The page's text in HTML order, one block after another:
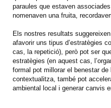
paraules que estaven
nomenaven una fruita,
Els nostres resultats
afavorir uns tipus d’estratègies
cas, la repetició), però pot ser
estratègies (en aquest cas,
formal pot millorar el benestar
contextualitza, també pot
ambiental local i generar canvis